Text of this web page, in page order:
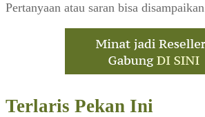
Pertanyaan atau saran bisa
Terlaris Pekan Ini